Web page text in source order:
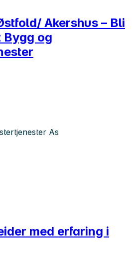
Akershus – Bli
Bygg og
As
med erfaring i